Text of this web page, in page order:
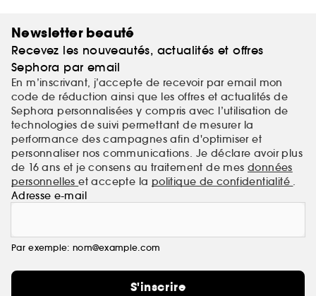
Newsletter beauté
Recevez les nouveautés, actualités et offres
Sephora par email
En m’inscrivant, j’accepte de recevoir par email mon
code de réduction ainsi que les offres et actualités de
Sephora personnalisées y compris avec l’utilisation de
technologies de suivi permettant de mesurer la
performance des campagnes afin d'optimiser et
personnaliser nos communications. Je déclare avoir plus
de 16 ans et je consens au traitement de mes données
personnelleset accepte la politique de confidentialité .
Adresse e-mail
Par exemple: nom@example.com
S'inscrire